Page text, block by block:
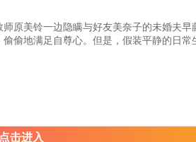
原美铃一边隐瞒与好友美奈子的未婚夫早
偷地满足自尊心。但是，假装平静的日常
击进入